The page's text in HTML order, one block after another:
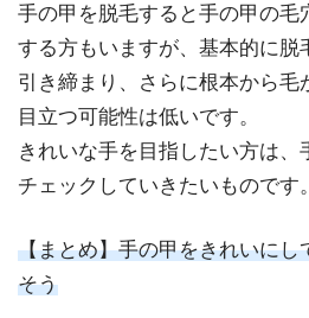
手の甲を脱毛すると手の甲の毛
する方もいますが、基本的に脱
引き締まり、さらに根本から毛
目立つ可能性は低いです。
きれいな手を目指したい方は、
チェックしていきたいものです。
【まとめ】手の甲をきれいにし
そう